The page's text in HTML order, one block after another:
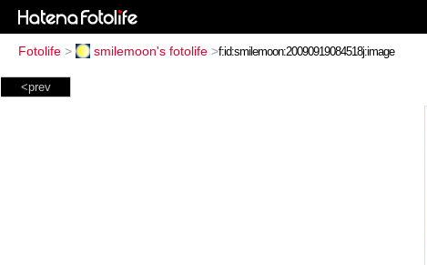
Fotolife > smilemoon's fotolife >
<prev